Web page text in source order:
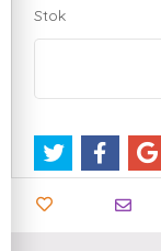
Stok